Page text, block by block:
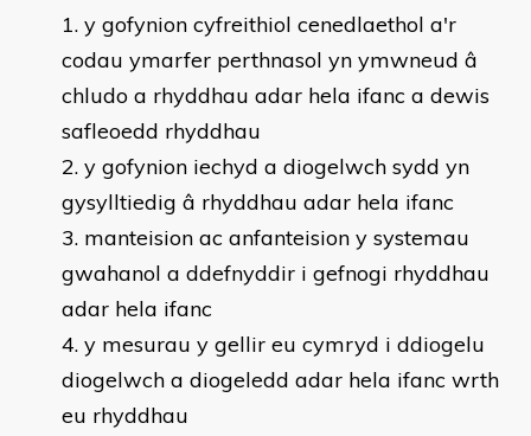
y gofynion cyfreithiol cenedlaethol a'r
codau ymarfer perthnasol yn ymwneud â
chludo a rhyddhau adar hela ifanc a dewis
safleoedd rhyddhau
y gofynion iechyd a diogelwch sydd yn
gysylltiedig â rhyddhau adar hela ifanc
manteision ac anfanteision y systemau
gwahanol a ddefnyddir i gefnogi rhyddhau
adar hela ifanc
y mesurau y gellir eu cymryd i ddiogelu
diogelwch a diogeledd adar hela ifanc wrth
eu rhyddhau